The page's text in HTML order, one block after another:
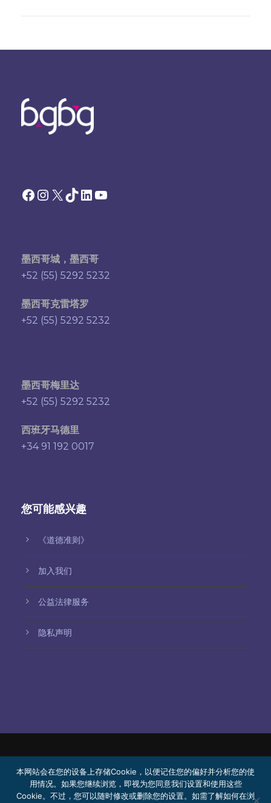
Facebook Instagram X TikTok 领英YouTube
墨西哥城，墨西哥
+52 (55) 5292 5232
墨西哥克雷塔罗
+52 (55) 5292 5232
墨西哥梅里达
+52 (55) 5292 5232
西班牙马德里
+34 91 192 0017
您可能感兴趣
《道德准则》
加入我们
公益法律服务
隐私声明
S.C.
内容由机器翻译生成。翻译准确性可能因语言而异。
本网站会在您的设备上存储Cookie，以便记住您的偏好并分析您的使
用情况。如果您继续浏览，即视为您同意我们设置和使用这些
Cookie。不过，您可以随时修改或删除您的设置。如需了解如何在浏